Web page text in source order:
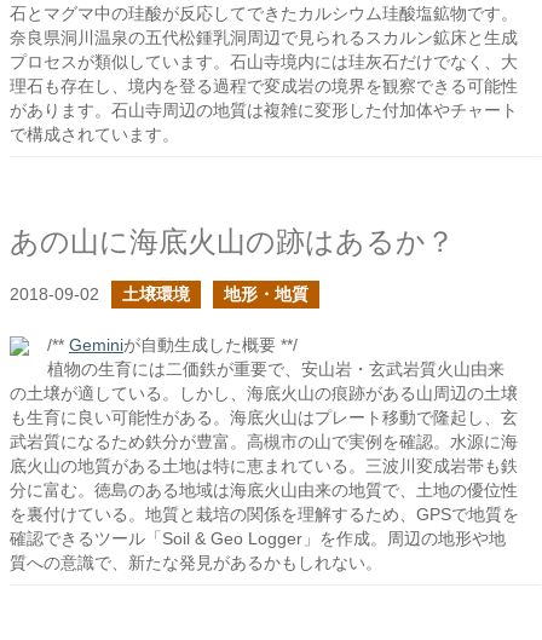
石とマグマ中の珪酸が反応してできたカルシウム珪酸塩鉱物です。
奈良県洞川温泉の五代松鍾乳洞周辺で見られるスカルン鉱床と生成
プロセスが類似しています。石山寺境内には珪灰石だけでなく、大
理石も存在し、境内を登る過程で変成岩の境界を観察できる可能性
があります。石山寺周辺の地質は複雑に変形した付加体やチャート
で構成されています。
あの山に海底火山の跡はあるか？
2018-09-02 土壌環境 地形・地質
/** Geminiが自動生成した概要 **/
植物の生育には二価鉄が重要で、安山岩・玄武岩質火山由来
の土壌が適している。しかし、海底火山の痕跡がある山周辺の土壌
も生育に良い可能性がある。海底火山はプレート移動で隆起し、玄
武岩質になるため鉄分が豊富。高槻市の山で実例を確認。水源に海
底火山の地質がある土地は特に恵まれている。三波川変成岩帯も鉄
分に富む。徳島のある地域は海底火山由来の地質で、土地の優位性
を裏付けている。地質と栽培の関係を理解するため、GPSで地質を
確認できるツール「Soil & Geo Logger」を作成。周辺の地形や地
質への意識で、新たな発見があるかもしれない。